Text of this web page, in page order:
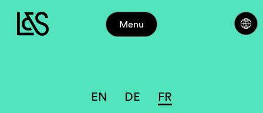
Menu
EN DE FR